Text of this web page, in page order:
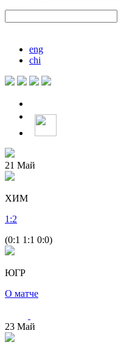
eng
chi
21 Май
ХИМ
1 :2
(0:1 1:1 0:0)
ЮГР
О матче
23 Май